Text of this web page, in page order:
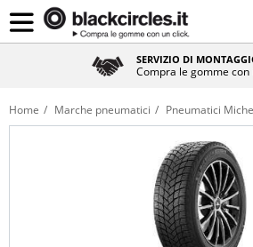
SERVIZIO DI
Compra le gomme
Home Marche pneumatici Pneumatici